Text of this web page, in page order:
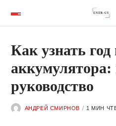
Как узнать
аккумулятора:
руководство
АНДРЕЙ СМИРНОВ 1 МИН